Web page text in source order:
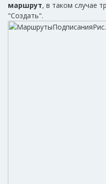
маршрут, в таком случае
"Создать".